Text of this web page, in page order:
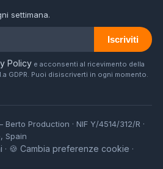
settimana.
Iscriviti
Policy e acconsenti al ricevimento della
GDPR. Puoi disiscriverti in ogni momento.
Production · NIF Y/4514/312/R ·
Spain
· 🍪 Cambia preferenze cookie ·